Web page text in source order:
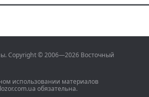
Copyright © 2006—2026 Восточный
использовании материалов
обязательна.